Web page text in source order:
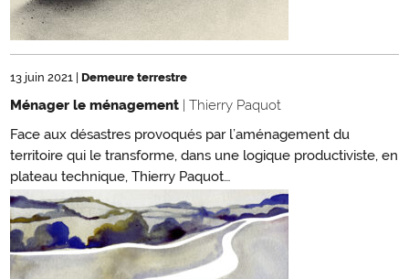
13 juin 2021 Demeure terrestre
Ménager le ménagement | Thierry Paquot
Face aux désastres provoqués par l’aménagement du
territoire qui le transforme, dans une logique productiviste, en
plateau technique, Thierry Paquot…